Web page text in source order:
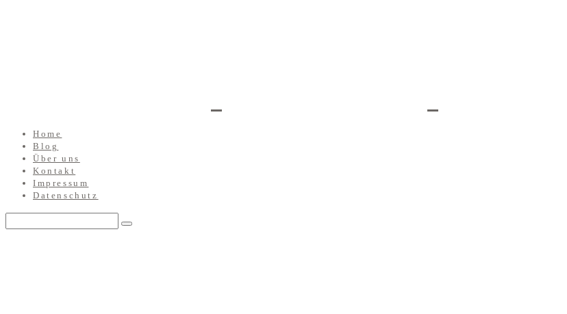
Home
Blog
Über uns
Kontakt
Impressum
Datenschutz